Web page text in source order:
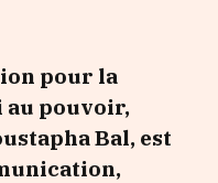
pour la
pouvoir,
Bal, est